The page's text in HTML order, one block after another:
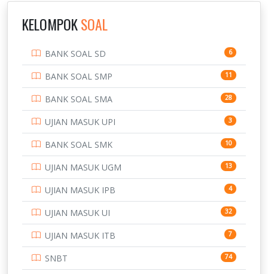
3
169
7
PTDI STTD 4
133
SMA 146
SMK 231
SMP 134
STIP 2
153
KELOMPOKSOAL
BANK SOAL SD 6
BANK SOAL SMP 11
BANK SOAL SMA 28
UJIAN MASUK UPI 3
BANK SOAL SMK 10
UJIAN MASUK UGM 13
UJIAN MASUK IPB 4
UJIAN MASUK UI 32
UJIAN MASUK ITB 7
SNBT 74